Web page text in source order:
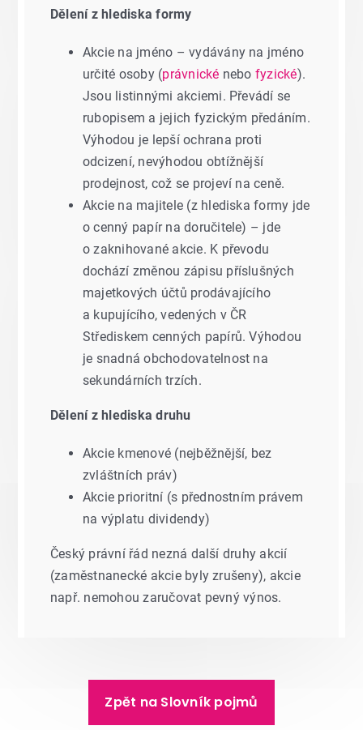
Dělení z hlediska formy
Akcie na jméno – vydávány na jméno
určité osoby (právnické nebo fyzické).
Jsou listinnými akciemi. Převádí se
rubopisem a jejich fyzickým předáním.
Výhodou je lepší ochrana proti
odcizení, nevýhodou obtížnější
prodejnost, což se projeví na ceně.
Akcie na majitele (z hlediska formy jde
o cenný papír na doručitele) – jde
o zaknihované akcie. K převodu
dochází změnou zápisu příslušných
majetkových účtů prodávajícího
a kupujícího, vedených v ČR
Střediskem cenných papírů. Výhodou
je snadná obchodovatelnost na
sekundárních trzích.
Dělení z hlediska druhu
Akcie kmenové (nejběžnější, bez
zvláštních práv)
Akcie prioritní (s přednostním právem
na výplatu dividendy)
Český právní řád nezná další druhy akcií
(zaměstnanecké akcie byly zrušeny), akcie
např. nemohou zaručovat pevný výnos.
Zpět na Slovník pojmů